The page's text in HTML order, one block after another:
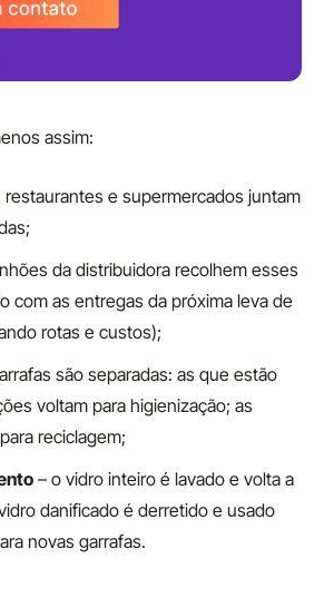
assim:
restaurantes e supermercados juntam
da distribuidora recolhem esses
com as entregas da próxima leva de
rotas e custos);
são separadas: as que estão
voltam para higienização; as
reciclagem;
– o vidro inteiro é lavado e volta a
danificado é derretido e usado
novas garrafas.